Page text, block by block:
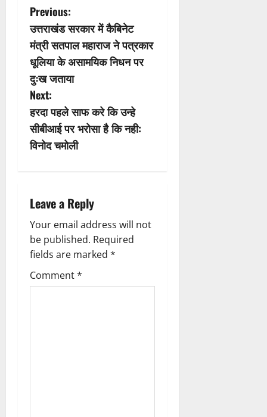
P
o
s
t
n
a
g
a
t
i
Previous:
उत्तराखंड सरकार में कैबिनेट
मंत्री सतपाल महाराज ने पत्रकार
धूलिया के असामयिक निधन पर
दुःख जताया
Next:
हरदा पहले साफ करे कि उन्हे
सीबीआई पर भरोसा है कि नही:
विनोद चमोली
Leave a Reply
Your email address will not
be published. Required
fields are marked *
Comment*